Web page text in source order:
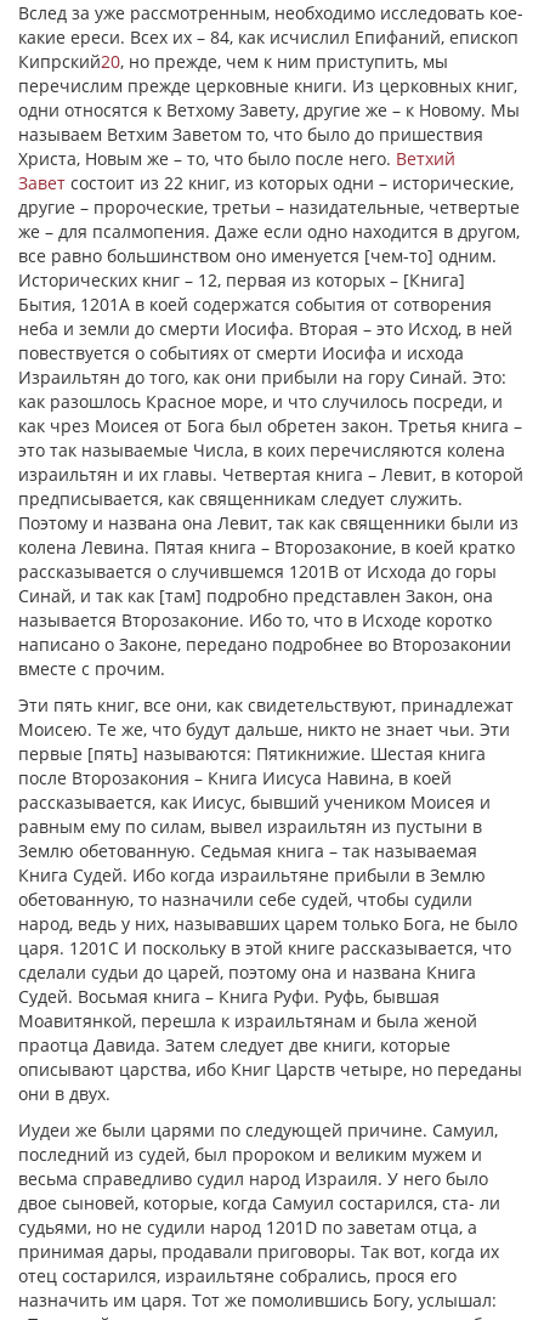
Вслед за уже рассмотренным, необходимо исследовать кое-
какие ереси. Всех их – 84, как исчислил Епифаний, епископ
Кипрский20, но прежде, чем к ним приступить, мы
перечислим прежде церковные книги. Из церковных книг,
одни относятся к Ветхому Завету, другие же – к Новому. Мы
называем Ветхим Заветом то, что было до пришествия
Христа, Новым же – то, что было после него. Ветхий
Завет состоит из 22 книг, из которых одни – исторические,
другие – пророческие, третьи – назидательные, четвертые
же – для псалмопения. Даже если одно находится в другом,
все равно большинством оно именуется [чем-то] одним.
Исторических книг – 12, первая из которых – [Книга]
Бытия, 1201А в коей содержатся события от сотворения
неба и земли до смерти Иосифа. Вторая – это Исход, в ней
повествуется о событиях от смерти Иосифа и исхода
Израильтян до того, как они прибыли на гору Синай. Это:
как разошлось Красное море, и что случилось посреди, и
как чрез Моисея от Бога был обретен закон. Третья книга –
это так называемые Числа, в коих перечисляются колена
израильтян и их главы. Четвертая книга – Левит, в которой
предписывается, как священникам следует служить.
Поэтому и названа она Левит, так как священники были из
колена Левина. Пятая книга – Второзаконие, в коей кратко
рассказывается о случившемся 1201В от Исхода до горы
Синай, и так как [там] подробно представлен Закон, она
называется Второзаконие. Ибо то, что в Исходе коротко
написано о Законе, передано подробнее во Второзаконии
вместе с прочим.
Эти пять книг, все они, как свидетельствуют, принадлежат
Моисею. Те же, что будут дальше, никто не знает чьи. Эти
первые [пять] называются: Пятикнижие. Шестая книга
после Второзакония – Книга Иисуса Навина, в коей
рассказывается, как Иисус, бывший учеником Моисея и
равным ему по силам, вывел израильтян из пустыни в
Землю обетованную. Седьмая книга – так называемая
Книга Судей. Ибо когда израильтяне прибыли в Землю
обетованную, то назначили себе судей, чтобы судили
народ, ведь у них, называвших царем только Бога, не было
царя. 1201С И поскольку в этой книге рассказывается, что
сделали судьи до царей, поэтому она и названа Книга
Судей. Восьмая книга – Книга Руфи. Руфь, бывшая
Моавитянкой, перешла к израильтянам и была женой
праотца Давида. Затем следует две книги, которые
описывают царства, ибо Книг Царств четыре, но переданы
они в двух.
Иудеи же были царями по следующей причине. Самуил,
последний из судей, был пророком и великим мужем и
весьма справедливо судил народ Израиля. У него было
двое сыновей, которые, когда Самуил состарился, ста- ли
судьями, но не судили народ 1201D по заветам отца, а
принимая дары, продавали приговоры. Так вот, когда их
отец состарился, израильтяне собрались, прося его
назначить им царя. Тот же помолившись Богу, услышал: